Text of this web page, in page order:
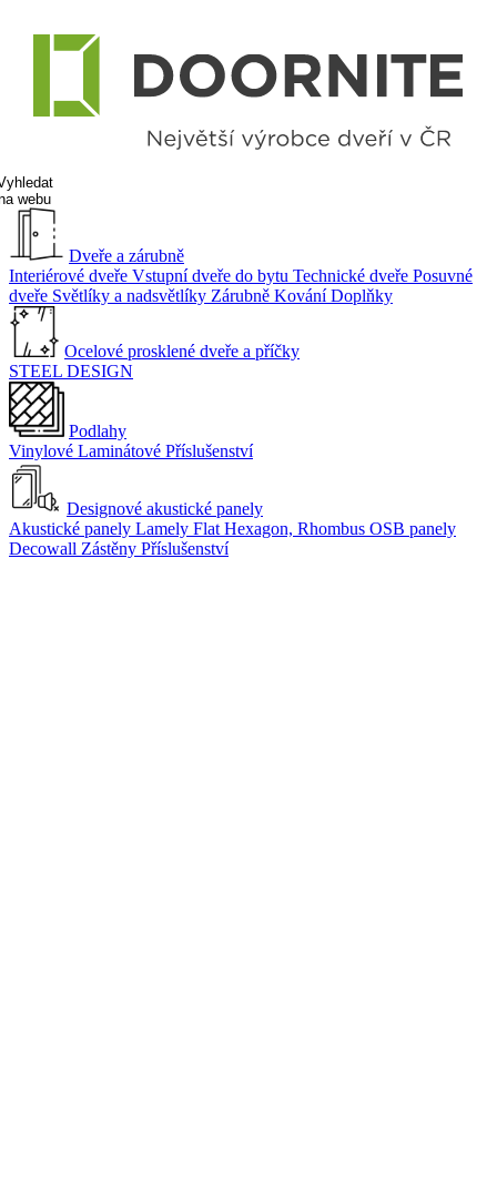
webu
Dveře a zárubně
Interiérové dveře Vstupní dveře do bytu Technické dveře Posuvné
dveře Světlíky a nadsvětlíky Zárubně KováníDoplňky
Ocelové prosklené dveře a příčky
STEEL DESIGN
Podlahy
Vinylové Laminátové Příslušenství
Designové akustické panely
Akustické panely Lamely Flat Hexagon, Rhombus OSB panely
Decowall Zástěny Příslušenství